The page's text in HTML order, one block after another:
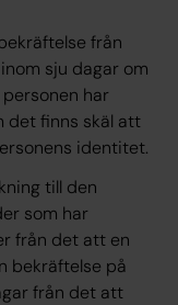
från
sju dagar om
har
det finns skäl att
identitet.
till den
som har
från det att en
bekräftelse på
från det att